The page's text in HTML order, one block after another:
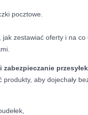
pocztowe.
jak zestawiać oferty i na
zabezpieczanie przesyłek
produkty, aby dojechały